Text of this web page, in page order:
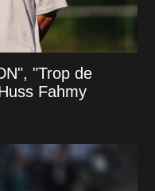
"Trop de
Fahmy